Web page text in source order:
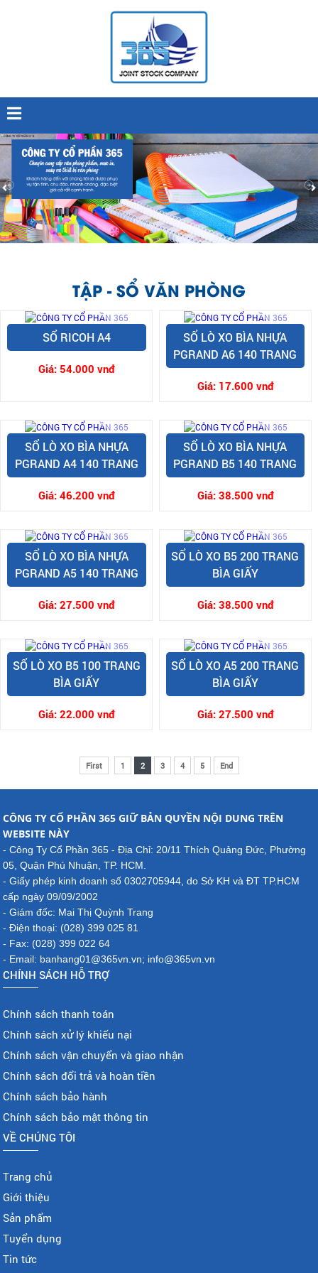
TẬP - SỔ VĂN PHÒNG
SỔ RICOH A4
Giá: 54.000 vnđ
SỔ LÒ XO BÌA NHỰA
PGRAND A6 140 TRANG
Giá: 17.600 vnđ
SỔ LÒ XO BÌA NHỰA
PGRAND A4 140 TRANG
Giá: 46.200 vnđ
SỔ LÒ XO BÌA NHỰA
PGRAND B5 140 TRANG
Giá: 38.500 vnđ
SỔ LÒ XO BÌA NHỰA
PGRAND A5 140 TRANG
Giá: 27.500 vnđ
SỔ LÒ XO B5 200 TRANG
BÌA GIẤY
Giá: 38.500 vnđ
SỔ LÒ XO B5 100 TRANG
BÌA GIẤY
Giá: 22.000 vnđ
SỔ LÒ XO A5 200 TRANG
BÌA GIẤY
Giá: 27.500 vnđ
First 1 2 3 4 5 End
CÔNG TY CỔ PHẦN 365 GIỮ BẢN QUYỀN NỘI DUNG TRÊN
WEBSITE NÀY
- Công Ty Cổ Phần 365 - Địa Chỉ: 20/11 Thích Quảng Đức, Phường
05, Quận Phú Nhuận, TP. HCM.
- Giấy phép kinh doanh số 0302705944, do Sở KH và ĐT TP.HCM
cấp ngày 09/09/2002
- Giám đốc: Mai Thị Quỳnh Trang
- Điện thoại: (028) 399 025 81
- Fax: (028) 399 022 64
- Email: banhang01@365vn.vn; info@365vn.vn
CHÍNH SÁCH HỖ TRỢ
Chính sách thanh toán
Chính sách xử lý khiếu nại
Chính sách vận chuyển và giao nhận
Chính sách đổi trả và hoàn tiền
Chính sách bảo hành
Chính sách bảo mật thông tin
VỀ CHÚNG TÔI
Trang chủ
Giới thiệu
Sản phẩm
Tuyển dụng
Tin tức